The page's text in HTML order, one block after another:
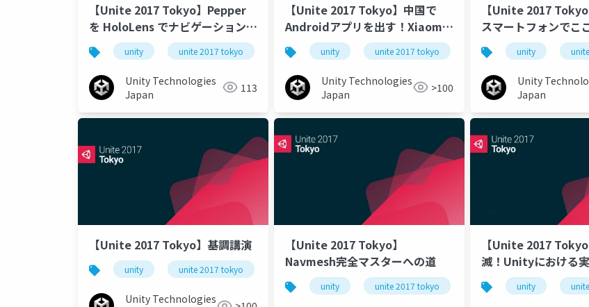
【Unite 2017 Tokyo】Pepper
を HoloLens でナビゲーションす
る技術unity unite 2017 tokyo
Unity Technologies
Japan
113
【Unite 2017 Tokyo】中国で
Androidアプリを出す！Xiaomi
ストアでのアプリリリース、収益
化のためにできること
unity unite 2017 tokyo
Unity Technologies
Japan
>100
【Unite 2017
スマートフォンでこ
る〜Kudan ARを使
AR/MRの世界
unity
Unity
Japan
【Unite 2017 Tokyo】基調講演
unity unite 2017 tokyo
Unity Technologies
【Unite 2017 Tokyo】
Navmesh完全マスターへの道
unity unite 2017 tokyo
【Unite 2017
滅！Unityにおける
法
unity